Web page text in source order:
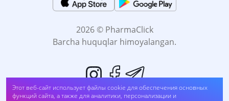
Этот веб-сайт использует файлы cookie для обеспечения основных
функций сайта, а также для аналитики, персонализации и
2026 © PharmaClick
Barcha huquqlar himoyalangan.